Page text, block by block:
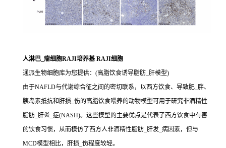
人淋巴_瘤细胞RAJI培养基 RAJI细胞
通派生物细胞库为您提供：(高脂饮食诱导脂肪_肝模型)
由于NAFLD与代谢综合征之间的密切联系，以西方饮食、导致肥_胖、
胰岛素抵抗和肝损_伤的高脂饮食喂养的动物模型可用于研究非酒精性
脂肪_肝炎_症(NASH)。这些模型的主要优点是代表了西方饮食中有害
的饮食习惯，从而模仿了西方人非酒精性脂肪_肝发_病因素，但与
MCD模型相比，肝损_伤程度较轻。